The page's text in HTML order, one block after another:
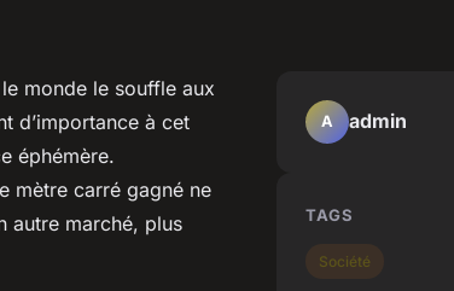
monde le souffle aux
d’importance à cet
éphémère.
mètre carré gagné ne
autre marché, plus
A admin
TAGS
Société